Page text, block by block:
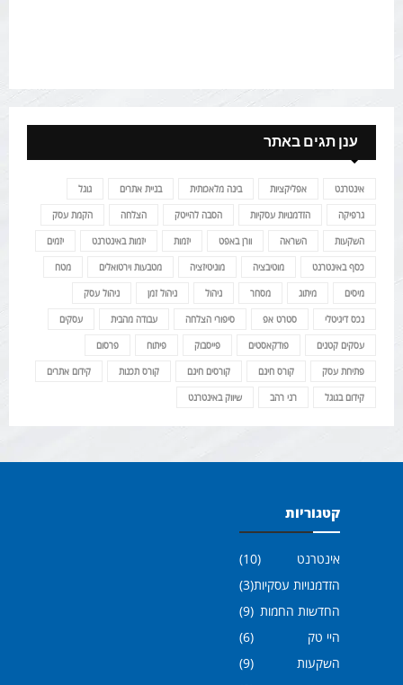
ענן תגים באתר
אינטרנט אפליקציות בינה מלאכותית בניית אתרים גוגל
גרפיקה הזדמנויות עסקיות הסבה להייטק הצלחה הקמת עסק
השקעות השראה וורן באפט יזמות יזמות באינטרנט יזמים
כסף באינטרנט מוטיבציה מוניטיזציה מטבעות וירטואלים מטח
מיסים מיתוג מסחר ניהול ניהול זמן ניהול עסק
נכס דיגיטלי סטרט אפ סיפורי הצלחה עבודה מהבית עסקים
עסקים קטנים פודקאסטים פייסבוק פיתוח פרסום
פתיחת עסק קורס חינם קורסים חינם קורס תכנות קידום אתרים
קידום בגוגל רני רהב שיווק באינטרנט
קטגוריות
אינטרנט
(10)
הזדמנויות עסקיות(3)
החדשות החמות (9)
היי טק
(6)
השקעות
(9)